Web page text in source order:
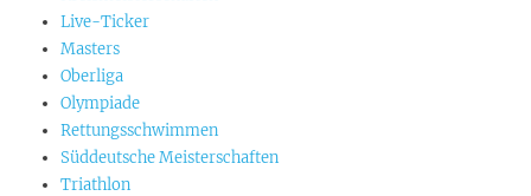
Live-Ticker
Masters
Oberliga
Olympiade
Rettungsschwimmen
Süddeutsche Meisterschaften
Triathlon